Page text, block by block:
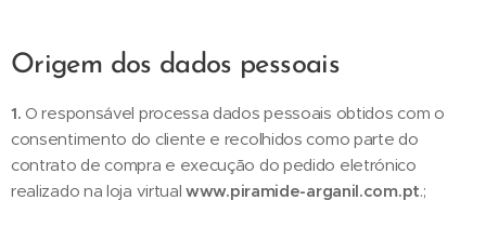
Origem dos dados pessoais
1. O responsável processa dados pessoais obtidos com o
consentimento do cliente e recolhidos como parte do
contrato de compra e execução do pedido eletrónico
realizado na loja virtual www.piramide-arganil.com.pt.;